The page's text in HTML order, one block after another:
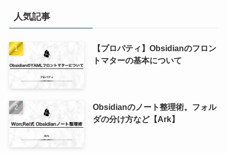
人気記事
【プロパティ】Obsidianのフロン
トマターの基本について
Obsidianのノート整理術。フォル
ダの分け方など【Ark】